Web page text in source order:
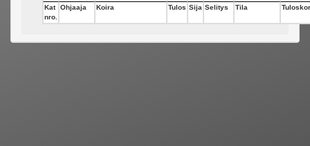
Kat
nro.
Ohjaaja Koira Tulos Sija Selitys Tila